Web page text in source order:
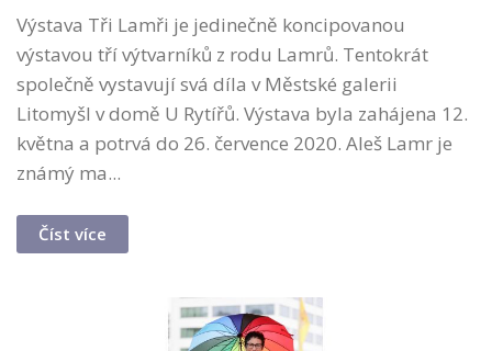
Výstava Tři Lamři je jedinečně koncipovanou
výstavou tří výtvarníků z rodu Lamrů. Tentokrát
společně vystavují svá díla v Městské galerii
Litomyšl v domě U Rytířů. Výstava byla zahájena 12.
května a potrvá do 26. července 2020. Aleš Lamr je
známý ma...
Číst více